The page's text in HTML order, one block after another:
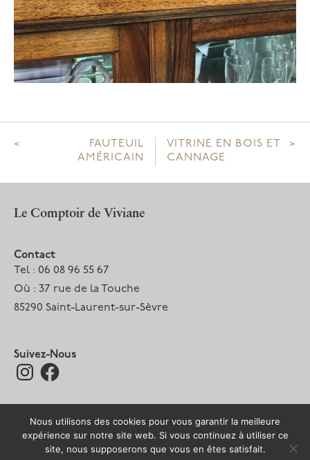
Navigation
l’article
FAUTEUIL
AMÉRICAIN
VITRINE EN BOIS ET
CANNAGE
Le Comptoir de Viviane
Contact
Tel : 06 08 96 55 67
Où : 37 rue de la Touche
85290 Saint-Laurent-sur-Sèvre
Suivez-Nous
InstagramFacebook
Tous droits réservés 2026 –
Mentions légales
Nous utilisons des cookies pour vous garantir la meilleure
expérience sur notre site web. Si vous continuez à utiliser ce
site, nous supposerons que vous en êtes satisfait.